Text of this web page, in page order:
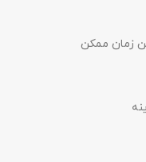
زمان ممکن